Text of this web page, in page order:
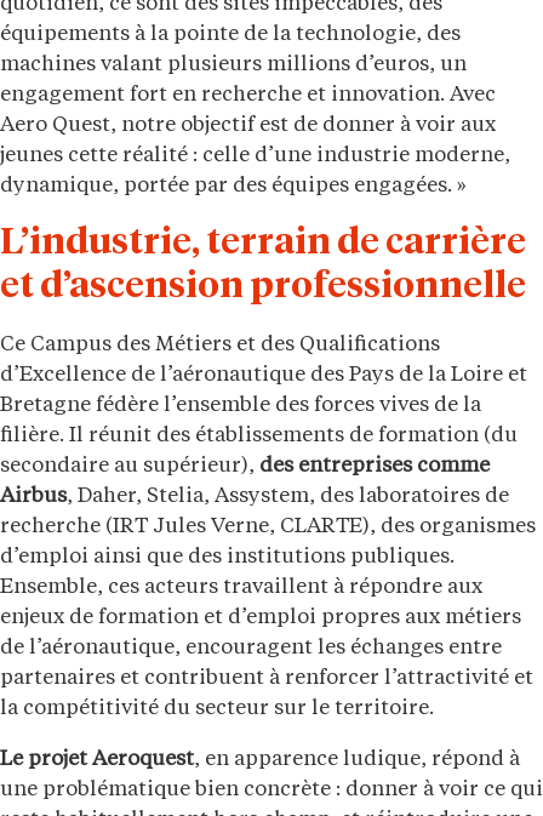
quotidien, ce sont des sites impeccables, des
équipements à la pointe de la technologie, des
machines valant plusieurs millions d’euros, un
engagement fort en recherche et innovation. Avec
Aero Quest, notre objectif est de donner à voir aux
jeunes cette réalité : celle d’une industrie moderne,
dynamique, portée par des équipes engagées. »
L’industrie, terrain de carrière
et d’ascension professionnelle
Ce Campus des Métiers et des Qualifications
d’Excellence de l’aéronautique des Pays de la Loire et
Bretagne fédère l’ensemble des forces vives de la
filière. Il réunit des établissements de formation (du
secondaire au supérieur), des entreprises comme
Airbus, Daher, Stelia, Assystem, des laboratoires de
recherche (IRT Jules Verne, CLARTE), des organismes
d’emploi ainsi que des institutions publiques.
Ensemble, ces acteurs travaillent à répondre aux
enjeux de formation et d’emploi propres aux métiers
de l’aéronautique, encouragent les échanges entre
partenaires et contribuent à renforcer l’attractivité et
la compétitivité du secteur sur le territoire.
Le projet Aeroquest, en apparence ludique, répond à
une problématique bien concrète : donner à voir ce qui